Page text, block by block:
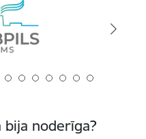
noderīga?